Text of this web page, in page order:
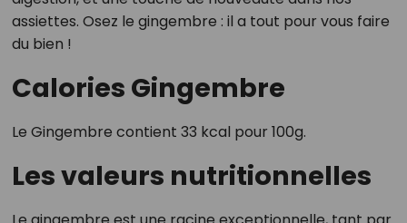
assiettes. Osez le gingembre : il a tout pour vous faire
du bien !
Calories Gingembre
Le Gingembre contient 33 kcal pour 100g.
Les valeurs nutritionnelles